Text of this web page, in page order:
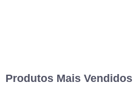
Produtos Mais Vendidos